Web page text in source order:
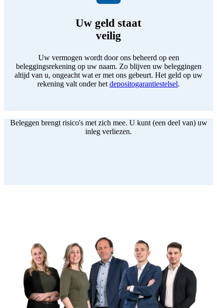
Uw geld staat
veilig
Uw vermogen wordt door ons beheerd op een
beleggingsrekening op uw naam. Zo blijven uw beleggingen
altijd van u, ongeacht wat er met ons gebeurt. Het geld op uw
rekening valt onder het depositogarantiestelsel.
Beleggen brengt risico's met zich mee. U kunt (een deel van) uw
inleg verliezen.